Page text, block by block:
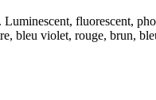
fluorescent,
bleu violet, rouge, brun,